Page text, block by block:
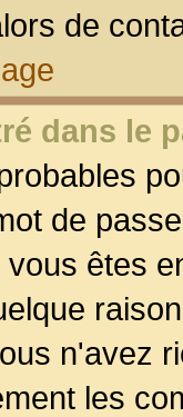
de
dans le
de
êtes
n'avez
les